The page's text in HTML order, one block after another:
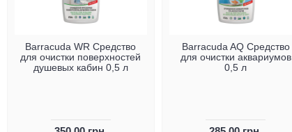
Barracuda WR Средство
для очистки поверхностей
душевых кабин 0,5 л
Barracuda AQ Средство
для очистки аквариумов
0,5 л